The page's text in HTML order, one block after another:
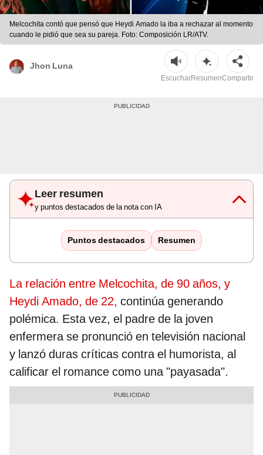
Melcochita contó que pensó que Heydi Amado la iba a rechazar al momento
cuando le pidió que sea su pareja. Foto: Composición LR/ATV.
Jhon Luna
EscucharResumenCompartir
Leer resumen
y puntos destacados de la nota con IA
Puntos destacados Resumen
La relación entre Melcochita, de 90 años, y
Heydi Amado, de 22, continúa generando
polémica. Esta vez, el padre de la joven
enfermera se pronunció en televisión nacional
y lanzó duras críticas contra el humorista, al
calificar el romance como una "payasada".